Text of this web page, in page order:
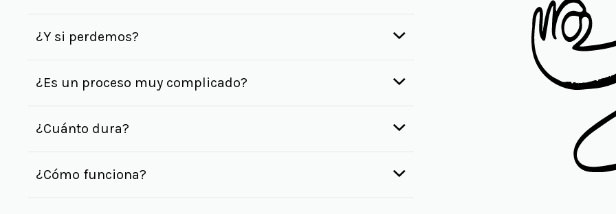
¿Y si perdemos?
¿Es un proceso muy complicado?
¿Cuánto dura?
¿Cómo funciona?